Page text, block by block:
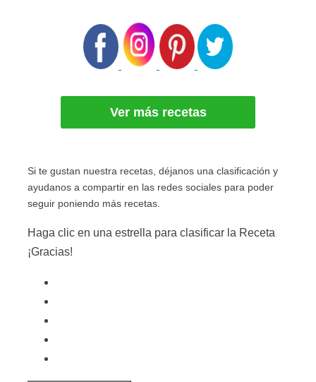
Ver más recetas
Si te gustan nuestra recetas, déjanos una clasificación y
ayudanos a compartir en las redes sociales para poder
seguir poniendo más recetas.
Haga clic en una estrella para clasificar la Receta
¡Gracias!